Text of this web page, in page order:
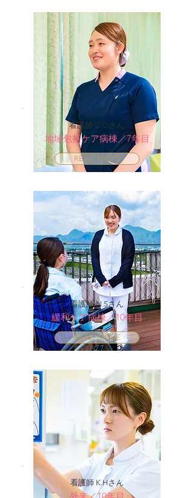
看護師 C.Oさん
地域包括ケア病棟／7年目
READ MORE
看護師 N.Sさん
緩和ケア病棟／10年目
READ MORE
看護師 K.Hさん